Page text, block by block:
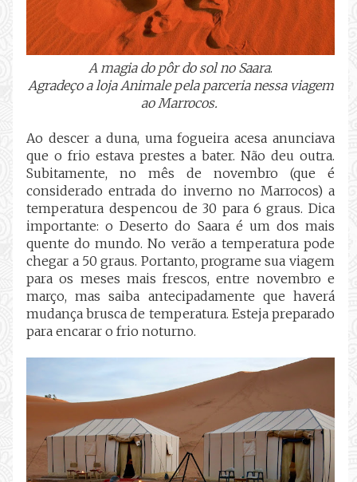
A magia do pôr do sol no Saara.
Agradeço a loja Animale pela parceria nessa viagem
ao Marrocos.
Ao descer a duna, uma fogueira acesa anunciava
que o frio estava prestes a bater. Não deu outra.
Subitamente, no mês de novembro (que é
considerado entrada do inverno no Marrocos) a
temperatura despencou de 30 para 6 graus. Dica
importante: o Deserto do Saara é um dos mais
quente do mundo. No verão a temperatura pode
chegar a 50 graus. Portanto, programe sua viagem
para os meses mais frescos, entre novembro e
março, mas saiba antecipadamente que haverá
mudança brusca de temperatura. Esteja preparado
para encarar o frio noturno.